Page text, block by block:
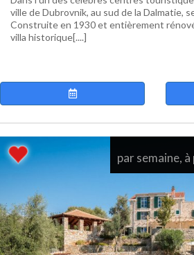
ville de Dubrovnik, au sud de la Dalmatie,
Construite en 1930 et entièrement
villa historique[....]
par semaine,